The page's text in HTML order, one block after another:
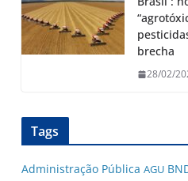
brecha
28/02/
Tags
Administração Pública AGU